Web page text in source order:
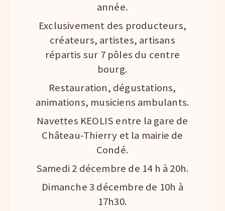
année.
Exclusivement des producteurs,
créateurs, artistes, artisans
répartis sur 7 pôles du centre
bourg.
Restauration, dégustations,
animations, musiciens ambulants.
Navettes KEOLIS entre la gare de
Château-Thierry et la mairie de
Condé.
Samedi 2 décembre de 14 h à 20h.
Dimanche 3 décembre de 10h à
17h30.